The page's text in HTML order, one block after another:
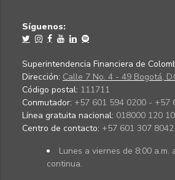
Síguenos:
Superintendencia Financiera de
Dirección: Calle 7 No. 4 - 49 Bogotá,
Código postal: 111711
Conmutador: +57 601 594 0200 - +57
Línea gratuita nacional: 018000 120
Centro de contacto: +57 601 307 8042
Lunes a viernes de 8:00 a.m.
continua.